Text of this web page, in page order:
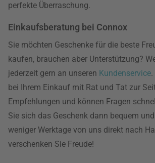
perfekte Überraschung.
Einkaufsberatung bei Connox
Sie möchten Geschenke für die beste
kaufen, brauchen aber Unterstützung?
jederzeit gern an unseren Kundenservice
bei Ihrem Einkauf mit Rat und Tat zur
Empfehlungen und können Fragen
Sie sich das Geschenk dann bequem
weniger Werktage von uns direkt nach
verschenken Sie Freude!